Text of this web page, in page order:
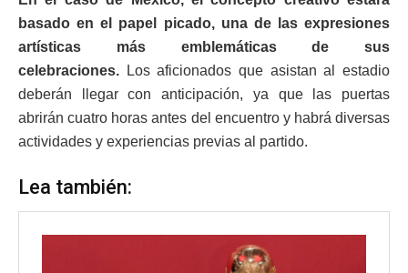
basado en el papel picado, una de las expresiones
artísticas más emblemáticas de sus
celebraciones. Los aficionados que asistan al estadio
deberán llegar con anticipación, ya que las puertas
abrirán cuatro horas antes del encuentro y habrá diversas
actividades y experiencias previas al partido.
Lea también: